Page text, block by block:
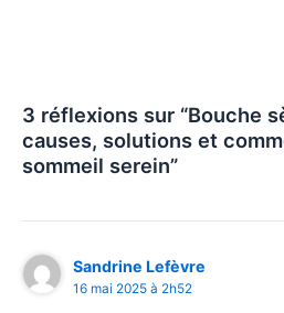
3 réflexions sur “Bouche
causes, solutions et
sommeil serein”
Sandrine Lefèvre
16 mai 2025 à 2h52